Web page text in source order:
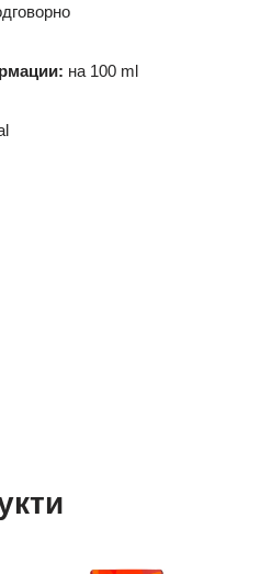
на 100 ml